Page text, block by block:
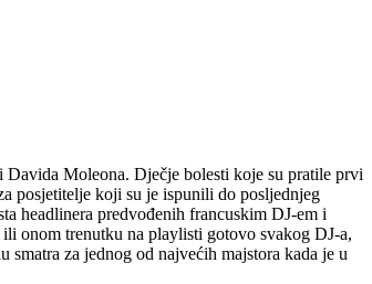
Davida Moleona. Dječje bolesti koje su pratile prvi
posjetitelje koji su je ispunili do posljednjeg
headlinera predvođenih francuskim DJ-em i
onom trenutku na playlisti gotovo svakog DJ-a,
za jednog od najvećih majstora kada je u